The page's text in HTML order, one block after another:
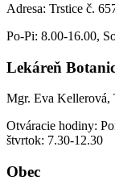
Adresa: Trstice č.
Po-Pi: 8.00-16.00,
Lekáreň
Mgr. Eva Kellerová,
Otváracie hodiny:
štvrtok: 7.30-12.30
Obec